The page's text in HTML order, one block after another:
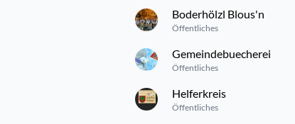
Boderhölzl Blous'n
Öffentliches
Gemeindebuecherei
Öffentliches
Helferkreis
Öffentliches